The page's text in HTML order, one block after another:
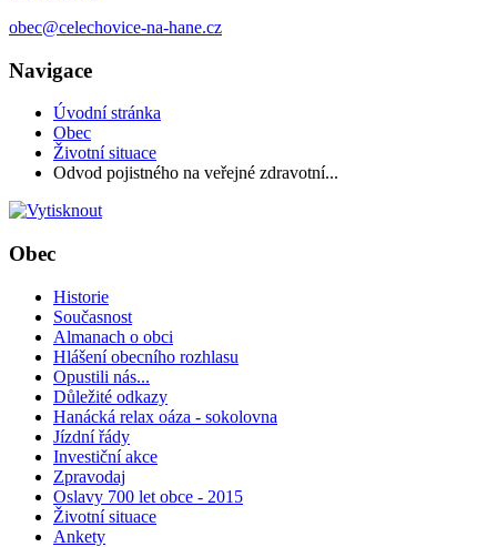
obec@celechovice-na-hane.cz
Navigace
Úvodní stránka
Obec
Životní situace
Odvod pojistného na veřejné zdravotní...
Obec
Historie
Současnost
Almanach o obci
Hlášení obecního rozhlasu
Opustili nás...
Důležité odkazy
Hanácká relax oáza - sokolovna
Jízdní řády
Investiční akce
Zpravodaj
Oslavy 700 let obce - 2015
Životní situace
Ankety